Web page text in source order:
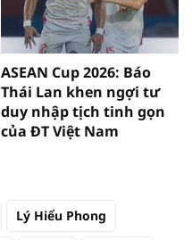
ASEAN Cup 2026: Báo
Thái Lan khen ngợi tư
duy nhập tịch tinh gọn
của ĐT Việt Nam
Lý Hiểu Phong